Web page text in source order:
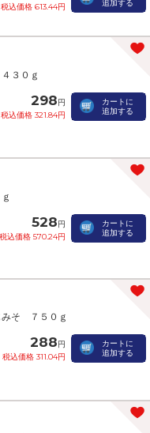
税込価格 613.44円
追加する
３０ｇ
298円
税込価格 321.84円
カートに
追加する
528円
税込価格 570.24円
カートに
追加する
みそ ７５０ｇ
288円
税込価格 311.04円
カートに
追加する